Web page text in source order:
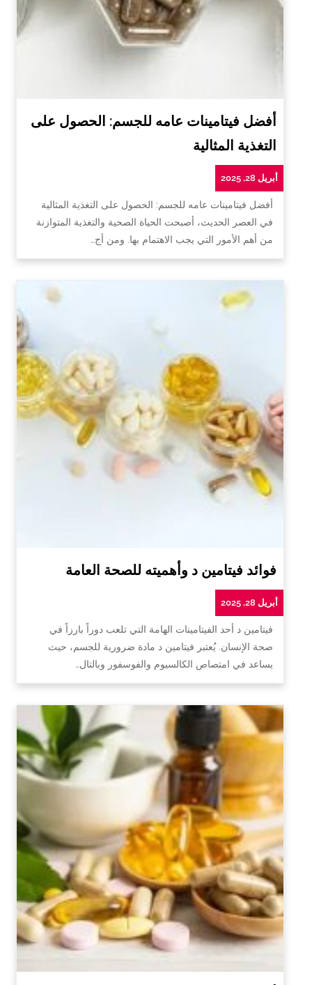
أفضل فيتامينات عامه للجسم: الحصول على
التغذية المثالية
أبريل 28, 2025
أفضل فيتامينات عامه للجسم: الحصول على التغذية المثالية
في العصر الحديث، أصبحت الحياة الصحية والتغذية المتوازنة
من أهم الأمور التي يجب الاهتمام بها. ومن أج…
فوائد فيتامين د وأهميته للصحة العامة
أبريل 28, 2025
فيتامين د أحد الفيتامينات الهامة التي تلعب دوراً بارزاً في
صحة الإنسان. يُعتبر فيتامين د مادة ضرورية للجسم، حيث
يساعد في امتصاص الكالسيوم والفوسفور وبالتال…